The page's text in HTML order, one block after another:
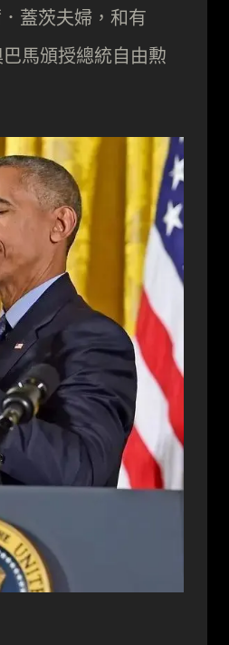
蓋茨夫婦，和有
馬頒授總統自由勲